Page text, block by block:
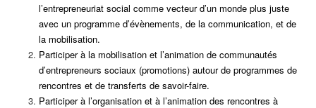
l’entrepreneuriat social comme vecteur d’un monde plus juste
avec un programme d’évènements, de la communication, et de
la mobilisation.
Participer à la mobilisation et l’animation de communautés
d’entrepreneurs sociaux (promotions) autour de programmes de
rencontres et de transferts de savoir-faire.
Participer à l’organisation et à l’animation des rencontres à